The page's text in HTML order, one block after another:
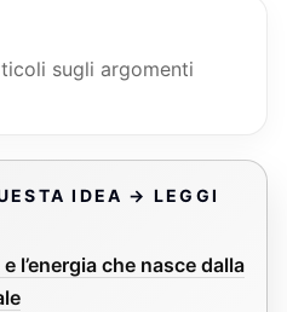
sugli argomenti
IDEA → LEGGI
l’energia che nasce dalla